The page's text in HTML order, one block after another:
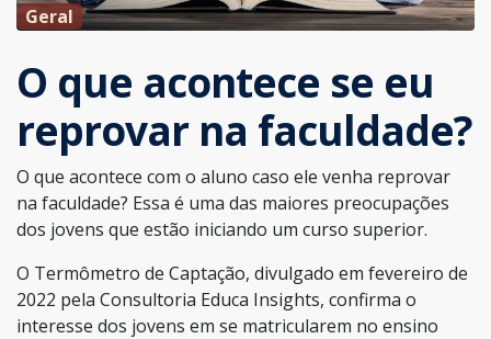
Geral
O que acontece se eu
reprovar na faculdade?
O que acontece com o aluno caso ele venha reprovar
na faculdade? Essa é uma das maiores preocupações
dos jovens que estão iniciando um curso superior.
O Termômetro de Captação, divulgado em fevereiro de
2022 pela Consultoria Educa Insights, confirma o
interesse dos jovens em se matricularem no ensino